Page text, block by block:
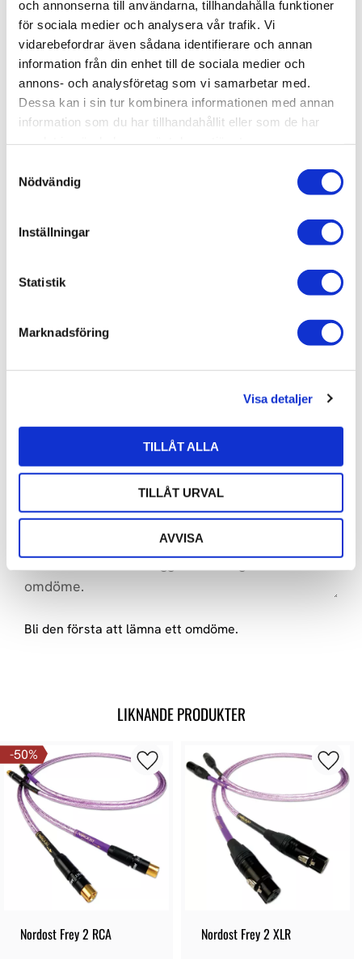
och annonserna till användarna, tillhandahålla funktioner
för sociala medier och analysera vår trafik. Vi
vidarebefordrar även sådana identifierare och annan
information från din enhet till de sociala medier och
annons- och analysföretag som vi samarbetar med.
Dessa kan i sin tur kombinera informationen med annan
information som du har tillhandahållit eller som de har
Nödvändig
Inställningar
Statistik
Marknadsföring
Visa detaljer
TILLÅT ALLA
TILLÅT URVAL
AVVISA
OMDÖMEN
Du
Bli den första att lämna ett omdöme.
46 750 kr 35 700kr
35 700kr 24 660kr
Lägg till
LIKNANDE PRODUKTER
Nordost Frey 2 RCA
50%
Nordost Frey 2 XLR